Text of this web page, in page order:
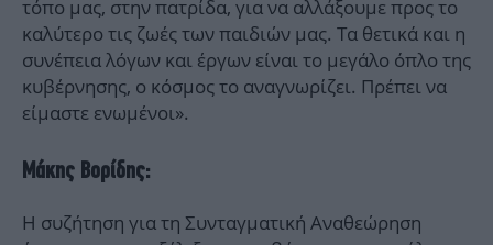
τόπο μας, στην πατρίδα, για να αλλάξουμε προς το
καλύτερο τις ζωές των παιδιών μας. Τα θετικά και η
συνέπεια λόγων και έργων είναι το μεγάλο όπλο της
κυβέρνησης, ο κόσμος το αναγνωρίζει. Πρέπει να
είμαστε ενωμένοι».
Μάκης Βορίδης:
Η συζήτηση για τη Συνταγματική Αναθεώρηση